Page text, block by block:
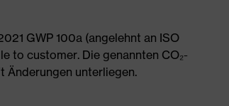
GWP 100a (angelehnt an ISO
to customer. Die genannten CO₂-
Änderungen unterliegen.